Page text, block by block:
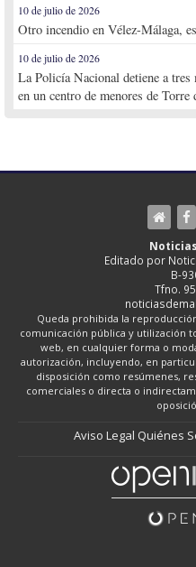
10 de julio de 2026
Otro incendio en Vélez-Málaga,
10 de julio de 2026
La Policía Nacional detiene a
en un centro de menores de Torre
Editado por
B-
Tfno.
Queda prohibida la
comunicación pública y utilización
web, en cualquier forma o
autorización, incluyendo, en
disposición como resúmenes,
comerciales o directa o
Aviso Legal Quiénes